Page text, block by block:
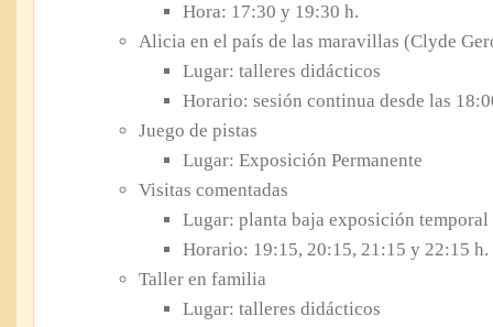
Hora: 17:30 y 19:30 h.
Alicia en el país de las maravillas (Clyde
Lugar: talleres didácticos
Horario: sesión continua desde las
Juego de pistas
Lugar: Exposición Permanente
Visitas comentadas
Lugar: planta baja exposición temporal
Horario: 19:15, 20:15, 21:15 y 22:15 h.
Taller en familia
Lugar: talleres didácticos